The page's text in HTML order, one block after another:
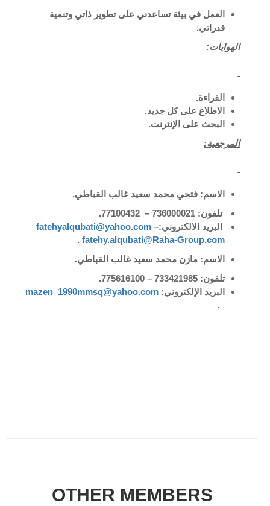
العمل في بيئة تساعدني على تطوير ذاتي وتنمية
قدراتي.
الهوايات:
القراءة.
الاطلاع على كل جديد.
البحث على الإنترنت.
المرجعية:
الاسم: فتحي محمد سعيد غالب القباطي.
تلفون: 736000021 – 77100432.
البريد الالكتروني:
fatehyalqubati@yahoo.com –
fatehy.alqubati@Raha-Group.com
.
الاسم: مازن محمد سعيد غالب القباطي.
تلفون: 733421985 – 775616100.
البريد الإلكتروني: mazen_1990mmsq@yahoo.com
.
OTHER MEMBERS